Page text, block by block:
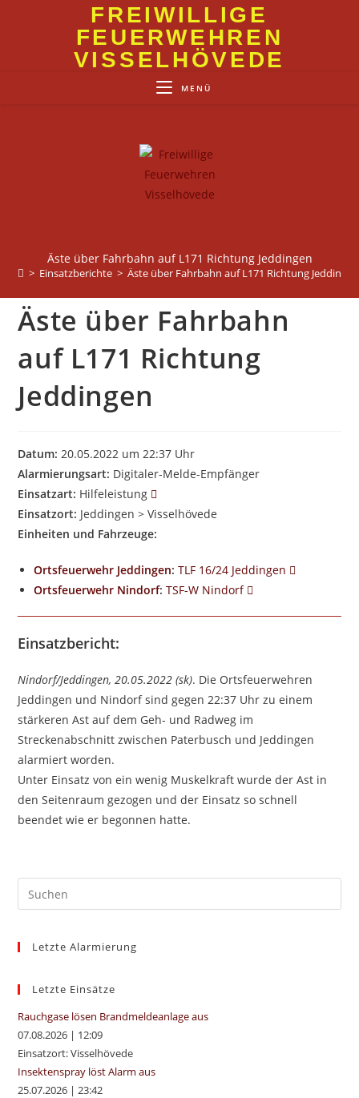
FREIWILLIGE
FEUERWEHREN
VISSELHÖVEDE
MENÜ
Äste über Fahrbahn auf L171 Richtung Jeddingen
> Einsatzberichte > Äste über Fahrbahn auf L171 Richtung Jeddingen
Äste über Fahrbahn
auf L171 Richtung
Jeddingen
Datum: 20.05.2022 um 22:37 Uhr
Alarmierungsart: Digitaler-Melde-Empfänger
Einsatzart: Hilfeleistung
Einsatzort: Jeddingen > Visselhövede
Einheiten und Fahrzeuge:
Ortsfeuerwehr Jeddingen: TLF 16/24 Jeddingen
Ortsfeuerwehr Nindorf: TSF-W Nindorf
Einsatzbericht:
Nindorf/Jeddingen, 20.05.2022 (sk). Die Ortsfeuerwehren
Jeddingen und Nindorf sind gegen 22:37 Uhr zu einem
stärkeren Ast auf dem Geh- und Radweg im
Streckenabschnitt zwischen Paterbusch und Jeddingen
alarmiert worden.
Unter Einsatz von ein wenig Muskelkraft wurde der Ast in
den Seitenraum gezogen und der Einsatz so schnell
beendet wie er begonnen hatte.
Letzte Alarmierung
Letzte Einsätze
Rauchgase lösen Brandmeldeanlage aus
07.08.2026 | 12:09
Einsatzort: Visselhövede
Insektenspray löst Alarm aus
25.07.2026 |23:42